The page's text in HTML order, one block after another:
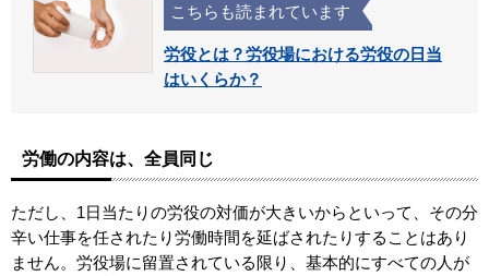
こちらも読まれています
労役とは？労役場における労役の日当
はいくらか？
労働の内容は、全員同じ
ただし、1日当たりの労役の対価が大きいからといって、その分
辛い仕事を任されたり労働時間を延ばされたりすることはあり
ません。労役場に留置されている限り、基本的にすべての人が